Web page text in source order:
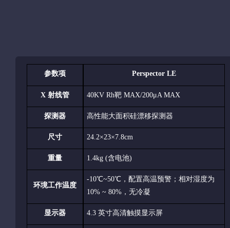
参数项 Perspector LE
X 射线管 40KV Rh靶 MAX/200μA MAX
探测器 高性能大面积硅漂移探测器
尺寸 24.2×23×7.8cm
重量 1.4kg (含电池)
环境工作温度
-10℃~50℃，配置高温预警；相对湿度为
10% ~ 80%，无冷凝
显示器 4.3 英寸高清触摸显示屏